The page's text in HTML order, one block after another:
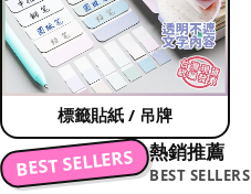
標籤貼紙 / 吊牌
BEST SELLERS 熱銷推薦
BEST SELLERS